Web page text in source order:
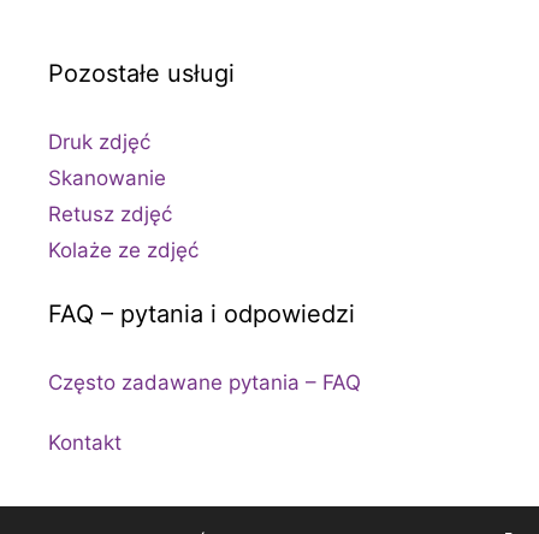
Pozostałe usługi
Druk zdjęć
Skanowanie
Retusz zdjęć
Kolaże ze zdjęć
FAQ – pytania i odpowiedzi
Często zadawane pytania – FAQ
Kontakt